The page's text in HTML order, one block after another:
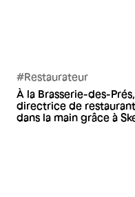
#Restaurateur
À la Brasserie-des-
directrice de
dans la main grâce à